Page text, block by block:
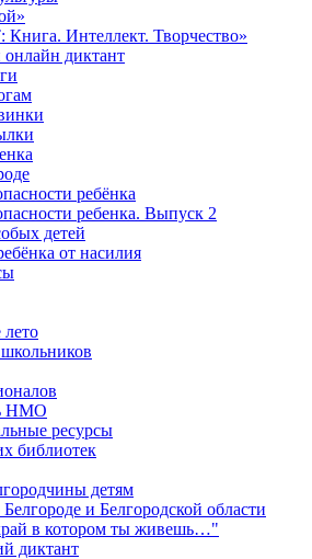
Интеллект. Творчество»
диктант
ребёнка
ребенка. Выпуск 2
детей
от насилия
лето
НМО
ресурсы
библиотек
детям
и Белгородской области
в котором ты живешь…"
диктант